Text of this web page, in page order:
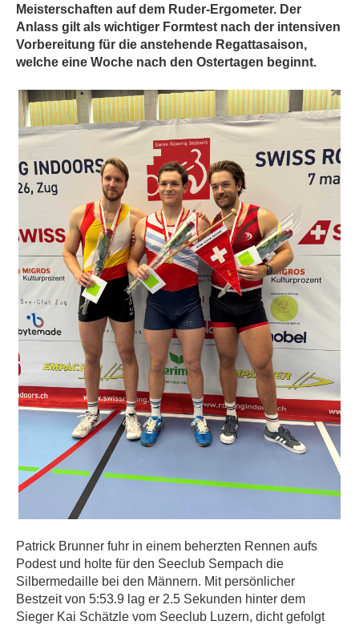
Meisterschaften auf dem Ruder-Ergometer. Der
Anlass gilt als wichtiger Formtest nach der intensiven
Vorbereitung für die anstehende Regattasaison,
welche eine Woche nach den Ostertagen beginnt.
Patrick Brunner fuhr in einem beherzten Rennen aufs
Podest und holte für den Seeclub Sempach die
Silbermedaille bei den Männern. Mit persönlicher
Bestzeit von 5:53.9 lag er 2.5 Sekunden hinter dem
Sieger Kai Schätzle vom Seeclub Luzern, dicht gefolgt